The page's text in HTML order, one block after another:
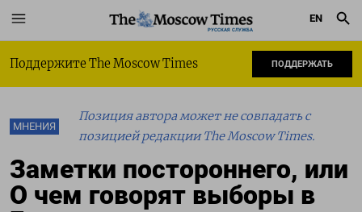
РУССКАЯ СЛУЖБА
EN
Поддержите The Moscow Times ПОДДЕРЖАТЬ
МНЕНИЯ
Позиция автора может не совпадать с
позицией редакции The Moscow Times.
Заметки постороннего, или
О чем говорят выборы в